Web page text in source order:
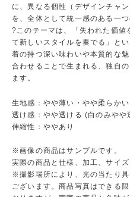
に、異なる個性（デザインチャ
を、全体として統一感のある一
?このテーマは、「失われた価値
て新しいスタイルを奏でる」と
着の持つ深い味わいや本質的な
合わせることで生まれる、独自
ます。
生地感：やや薄い・やや柔らかい
透け感：やや透ける (白のみやや
伸縮性：ややあり
※画像の商品はサンプルです。
実際の商品と仕様、加工、サイ
※撮影場所により、光の当たり
ございます。商品写真はできる